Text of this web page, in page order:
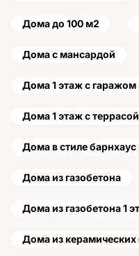
Дома до 100 м2
Дома с мансардой
Дома 1 этаж с гаражом
Дома 1 этаж с террасой
Дома в стиле барнхаус
Дома из газобетона
Дома из газобетона 1
Дома из керамических